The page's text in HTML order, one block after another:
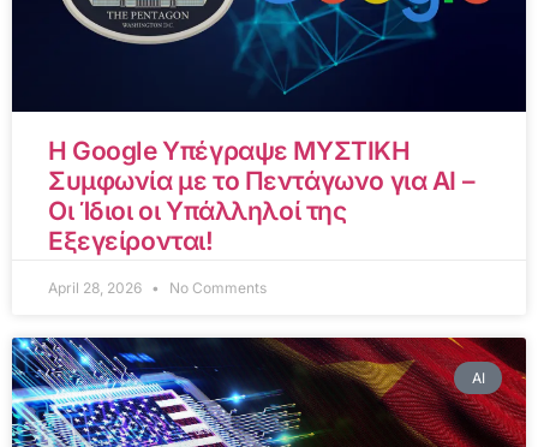
Η Google Υπέγραψε ΜΥΣΤΙΚΗ
Συμφωνία με το Πεντάγωνο για AI –
Οι Ίδιοι οι Υπάλληλοί της
Εξεγείρονται!
April 28, 2026 No Comments
AI